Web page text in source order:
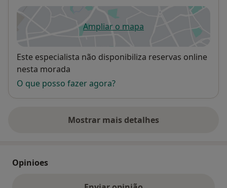
Ampliar o mapaabre num novo separador
Disponibilidade
Este especialista não disponibiliza reservas online
nesta morada
O que posso fazer agora?
Mostrar mais detalhes
sobre o endereço
Opinioes